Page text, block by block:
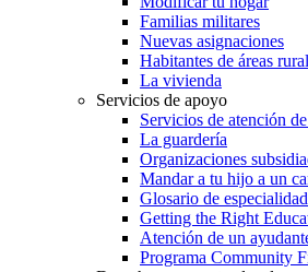
Familias militares
Nuevas asignaciones
Habitantes de áreas
La vivienda
Servicios de apoyo
Servicios de atención
La guardería
Organizaciones
Mandar a tu hijo a un
Glosario de
Getting the Right
Atención de un
Programa Community